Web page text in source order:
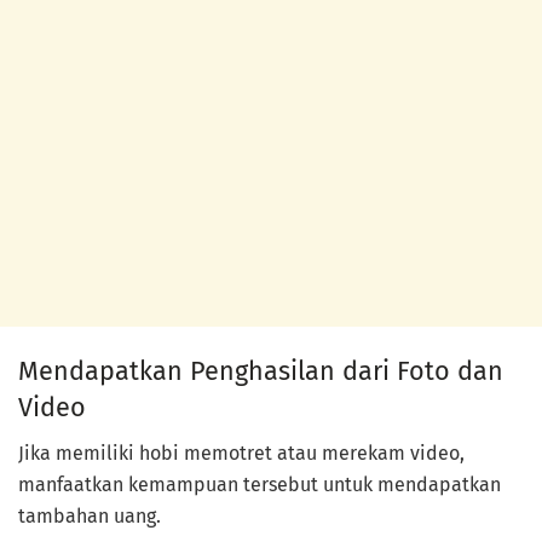
Mendapatkan Penghasilan dari Foto dan
Video
Jika memiliki hobi memotret atau merekam video,
manfaatkan kemampuan tersebut untuk mendapatkan
tambahan uang.